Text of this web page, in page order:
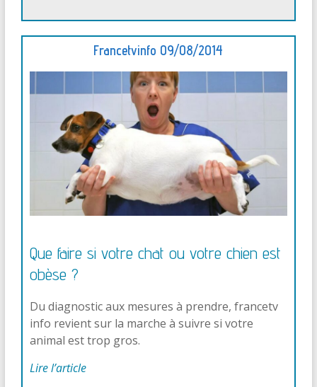
Francetvinfo 09/08/2014
Que faire si votre chat ou votre chien est
obèse ?
Du diagnostic aux mesures à prendre, francetv
info revient sur la marche à suivre si votre
animal est trop gros.
Lire l’article